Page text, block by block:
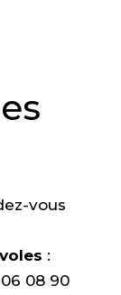
vous
:
08 90